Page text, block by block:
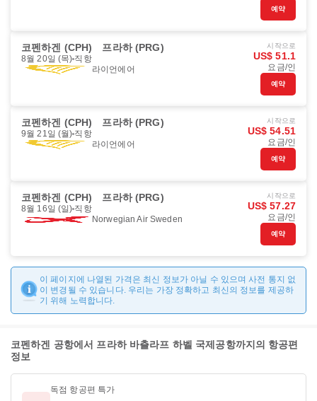
예약
코펜하겐 (CPH) 프라하 (PRG)
8월 20일 (목) 직항
라이언에어
시작으로
US$ 51.1
요금/인
예약
코펜하겐 (CPH) 프라하 (PRG)
9월 21일 (월) 직항
라이언에어
시작으로
US$ 54.51
요금/인
예약
코펜하겐 (CPH) 프라하 (PRG)
8월 16일 (일) 직항
Norwegian Air Sweden
시작으로
US$ 57.27
요금/인
예약
이 페이지에 나열된 가격은 최신 정보가 아닐 수 있으며 사전 통지 없
이 변경될 수 있습니다. 우리는 가장 정확하고 최신의 정보를 제공하
기 위해 노력합니다.
코펜하겐 공항에서 프라하 바츨라프 하벨 국제공항까지의 항공편
정보
독점 항공편 특가